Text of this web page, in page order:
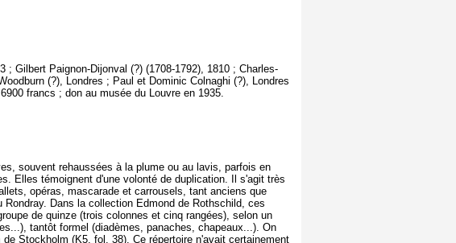
Gilbert Paignon-Dijonval (?) (1708-1792), 1810 ; Charles-
(?), Londres ; Paul et Dominic Colnaghi (?), Londres
francs ; don au musée du Louvre en 1935.
souvent rehaussées à la plume ou au lavis, parfois en
Elles témoignent d'une volonté de duplication. Il s'agit très
opéras, mascarade et carrousels, tant anciens que
Dans la collection Edmond de Rothschild, ces
de quinze (trois colonnes et cinq rangées), selon un
tantôt formel (diadèmes, panaches, chapeaux...). On
Stockholm (K5, fol. 38). Ce répertoire n'avait certainement